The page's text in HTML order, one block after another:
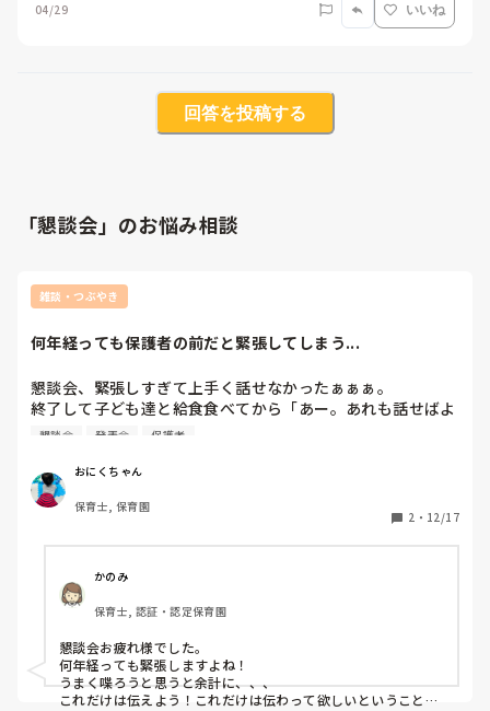
04/29 いいね
回答を投稿する
「懇談会」のお悩み相談
雑談・つぶやき
何年経っても保護者の前だと緊張してしまう...
懇談会、緊張しすぎて上手く話せなかったぁぁぁ。
終了して子ども達と給食食べてから「あー。あれも話せばよ
かったなぁ...」と脳内で反省会開いてました笑
泣
スラスラ話せる先生が羨ましい泣
懇談会 発表会 保護者
おにくちゃん
保育士, 保育園
2 ・ 12/17
かのみ
保育士, 認証・認定保育園
懇談会お疲れ様でした。
何年経っても緊張しますよね！
うまく喋ろうと思うと余計に、、、
これだけは伝えよう！これだけは伝わって欲しいということが